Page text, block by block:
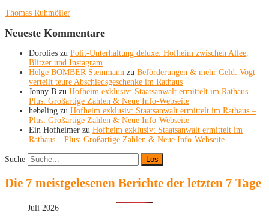
Thomas Ruhmöller
Neueste Kommentare
Dorolies zu Polit-Unterhaltung deluxe: Hofheim zwischen Allee,
Blitzer und Instagram
Helge BOMBER Steinmann zu Beförderungen & mehr Geld: Vogt
verteilt teure Abschiedsgeschenke im Rathaus
Jonny B zu Hofheim exklusiv: Staatsanwalt ermittelt im Rathaus –
Plus: Großartige Zahlen & Neue Info-Webseite
hebeling zu Hofheim exklusiv: Staatsanwalt ermittelt im Rathaus –
Plus: Großartige Zahlen & Neue Info-Webseite
Ein Hofheimer zu Hofheim exklusiv: Staatsanwalt ermittelt im
Rathaus – Plus: Großartige Zahlen & Neue Info-Webseite
Suche
Die 7 meistgelesenen Berichte der letzten 7 Tage
Juli 2026